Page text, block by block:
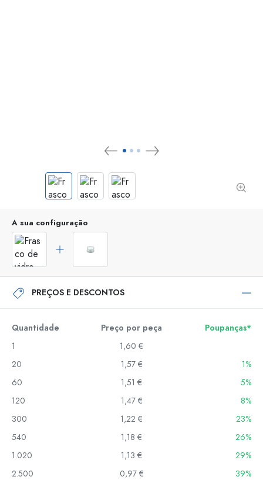
A sua configuração
PREÇOS E DESCONTOS
Quantidade Preço por peça
Poupanças*
1
1,60 €
20
1,57 €
1%
60
1,51 €
5%
120
1,47 €
8%
300
1,22 €
23%
540
1,18 €
26%
1.020
1,13 €
29%
2.500
0,97 € 39%